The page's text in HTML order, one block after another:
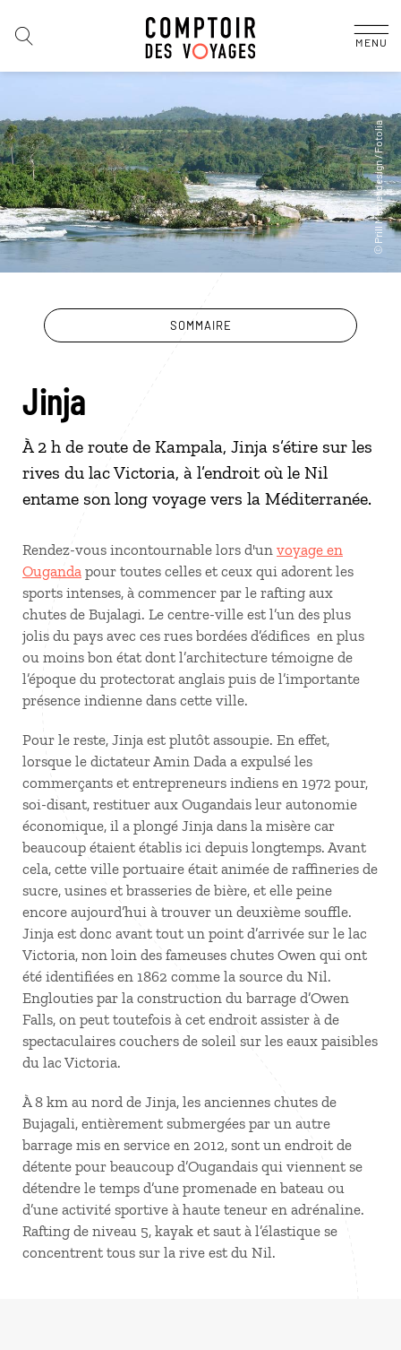
MENU
SOMMAIRE
Jinja
À 2 h de route de Kampala, Jinja s’étire sur les
rives du lac Victoria, à l’endroit où le Nil
entame son long voyage vers la Méditerranée.
Rendez-vous incontournable lors d'un voyage en
Ouganda pour toutes celles et ceux qui adorent les
sports intenses, à commencer par le rafting aux
chutes de Bujalagi. Le centre-ville est l’un des plus
jolis du pays avec ces rues bordées d’édifices en plus
ou moins bon état dont l’architecture témoigne de
l’époque du protectorat anglais puis de l’importante
présence indienne dans cette ville.
Pour le reste, Jinja est plutôt assoupie. En effet,
lorsque le dictateur Amin Dada a expulsé les
commerçants et entrepreneurs indiens en 1972 pour,
soi-disant, restituer aux Ougandais leur autonomie
économique, il a plongé Jinja dans la misère car
beaucoup étaient établis ici depuis longtemps. Avant
cela, cette ville portuaire était animée de raffineries de
sucre, usines et brasseries de bière, et elle peine
encore aujourd’hui à trouver un deuxième souffle.
Jinja est donc avant tout un point d’arrivée sur le lac
Victoria, non loin des fameuses chutes Owen qui ont
été identifiées en 1862 comme la source du Nil.
Englouties par la construction du barrage d’Owen
Falls, on peut toutefois à cet endroit assister à de
spectaculaires couchers de soleil sur les eaux paisibles
du lac Victoria.
À 8 km au nord de Jinja, les anciennes chutes de
Bujagali, entièrement submergées par un autre
barrage mis en service en 2012, sont un endroit de
détente pour beaucoup d’Ougandais qui viennent se
détendre le temps d’une promenade en bateau ou
d’une activité sportive à haute teneur en adrénaline.
Rafting de niveau 5, kayak et saut à l’élastique se
concentrent tous sur la rive est du Nil.